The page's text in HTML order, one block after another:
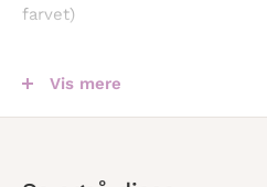
farvet)
Vis mere